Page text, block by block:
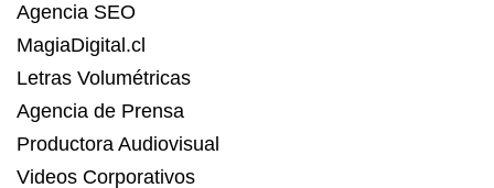
Agencia SEO
MagiaDigital.cl
Letras Volumétricas
Agencia de Prensa
Productora Audiovisual
Videos Corporativos